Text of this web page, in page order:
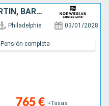
ESTADOS UNIDOS, SAN MARTÍN, BARBADOS, SANTA LUCIA, ANTIGUA Y BARBUDA, PORTO RICO, REPÚBLICA DOMINICANA
Philadelphie 03/01/2028
765 € +Tasas
Pensión completa